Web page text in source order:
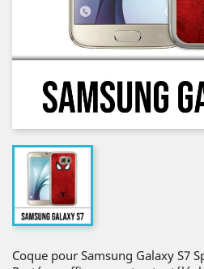
Coque pour Samsung Galaxy S7